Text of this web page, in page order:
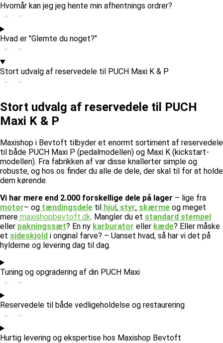
Hvornår kan jeg jeg hente min afhentnings ordrer?
Hvad er "Glemte du noget?"
Stort udvalg af reservedele til PUCH Maxi K & P
Stort udvalg af reservedele til PUCH
Maxi K & P
Maxishop i Bevtoft tilbyder et enormt sortiment af reservedele
til både PUCH Maxi P (pedalmodellen) og Maxi K (kickstart-
modellen). Fra fabrikken af var disse knallerter simple og
robuste, og hos os finder du alle de dele, der skal til for at holde
dem kørende.
Vi har mere end 2.000 forskellige dele på lager – lige fra
motor– og tændingsdele til hjul, styr, skærme og meget
mere maxishopbevtoft.dk. Mangler du et standard stempel
eller pakningssæt? En ny karburator eller kæde? Eller måske
et sideskjold i original farve? – Uanset hvad, så har vi det på
hylderne og levering dag til dag.
Tuning og opgradering af din PUCH Maxi
Reservedele til både vedligeholdelse og restaurering
Hurtig levering og ekspertise hos Maxishop Bevtoft